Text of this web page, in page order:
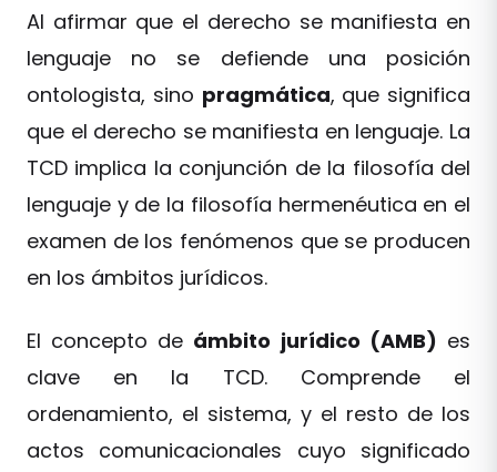
Al afirmar que el derecho se manifiesta en
lenguaje no se defiende una posición
ontologista, sino pragmática, que significa
que el derecho se manifiesta en lenguaje. La
TCD implica la conjunción de la filosofía del
lenguaje y de la filosofía hermenéutica en el
examen de los fenómenos que se producen
en los ámbitos jurídicos.
El concepto de ámbito jurídico (AMB) es
clave en la TCD. Comprende el
ordenamiento, el sistema, y el resto de los
actos comunicacionales cuyo significado